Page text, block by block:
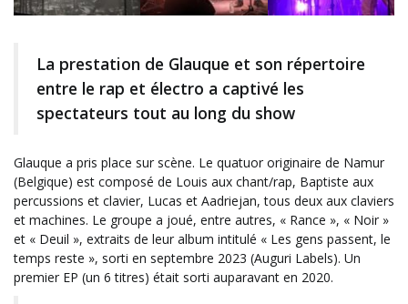
La prestation de Glauque et son répertoire
entre le rap et électro a captivé les
spectateurs tout au long du show
Glauque a pris place sur scène. Le quatuor originaire de Namur
(Belgique) est composé de Louis aux chant/rap, Baptiste aux
percussions et clavier, Lucas et Aadriejan, tous deux aux claviers
et machines. Le groupe a joué, entre autres, « Rance », « Noir »
et « Deuil », extraits de leur album intitulé « Les gens passent, le
temps reste », sorti en septembre 2023 (Auguri Labels). Un
premier EP (un 6 titres) était sorti auparavant en 2020.